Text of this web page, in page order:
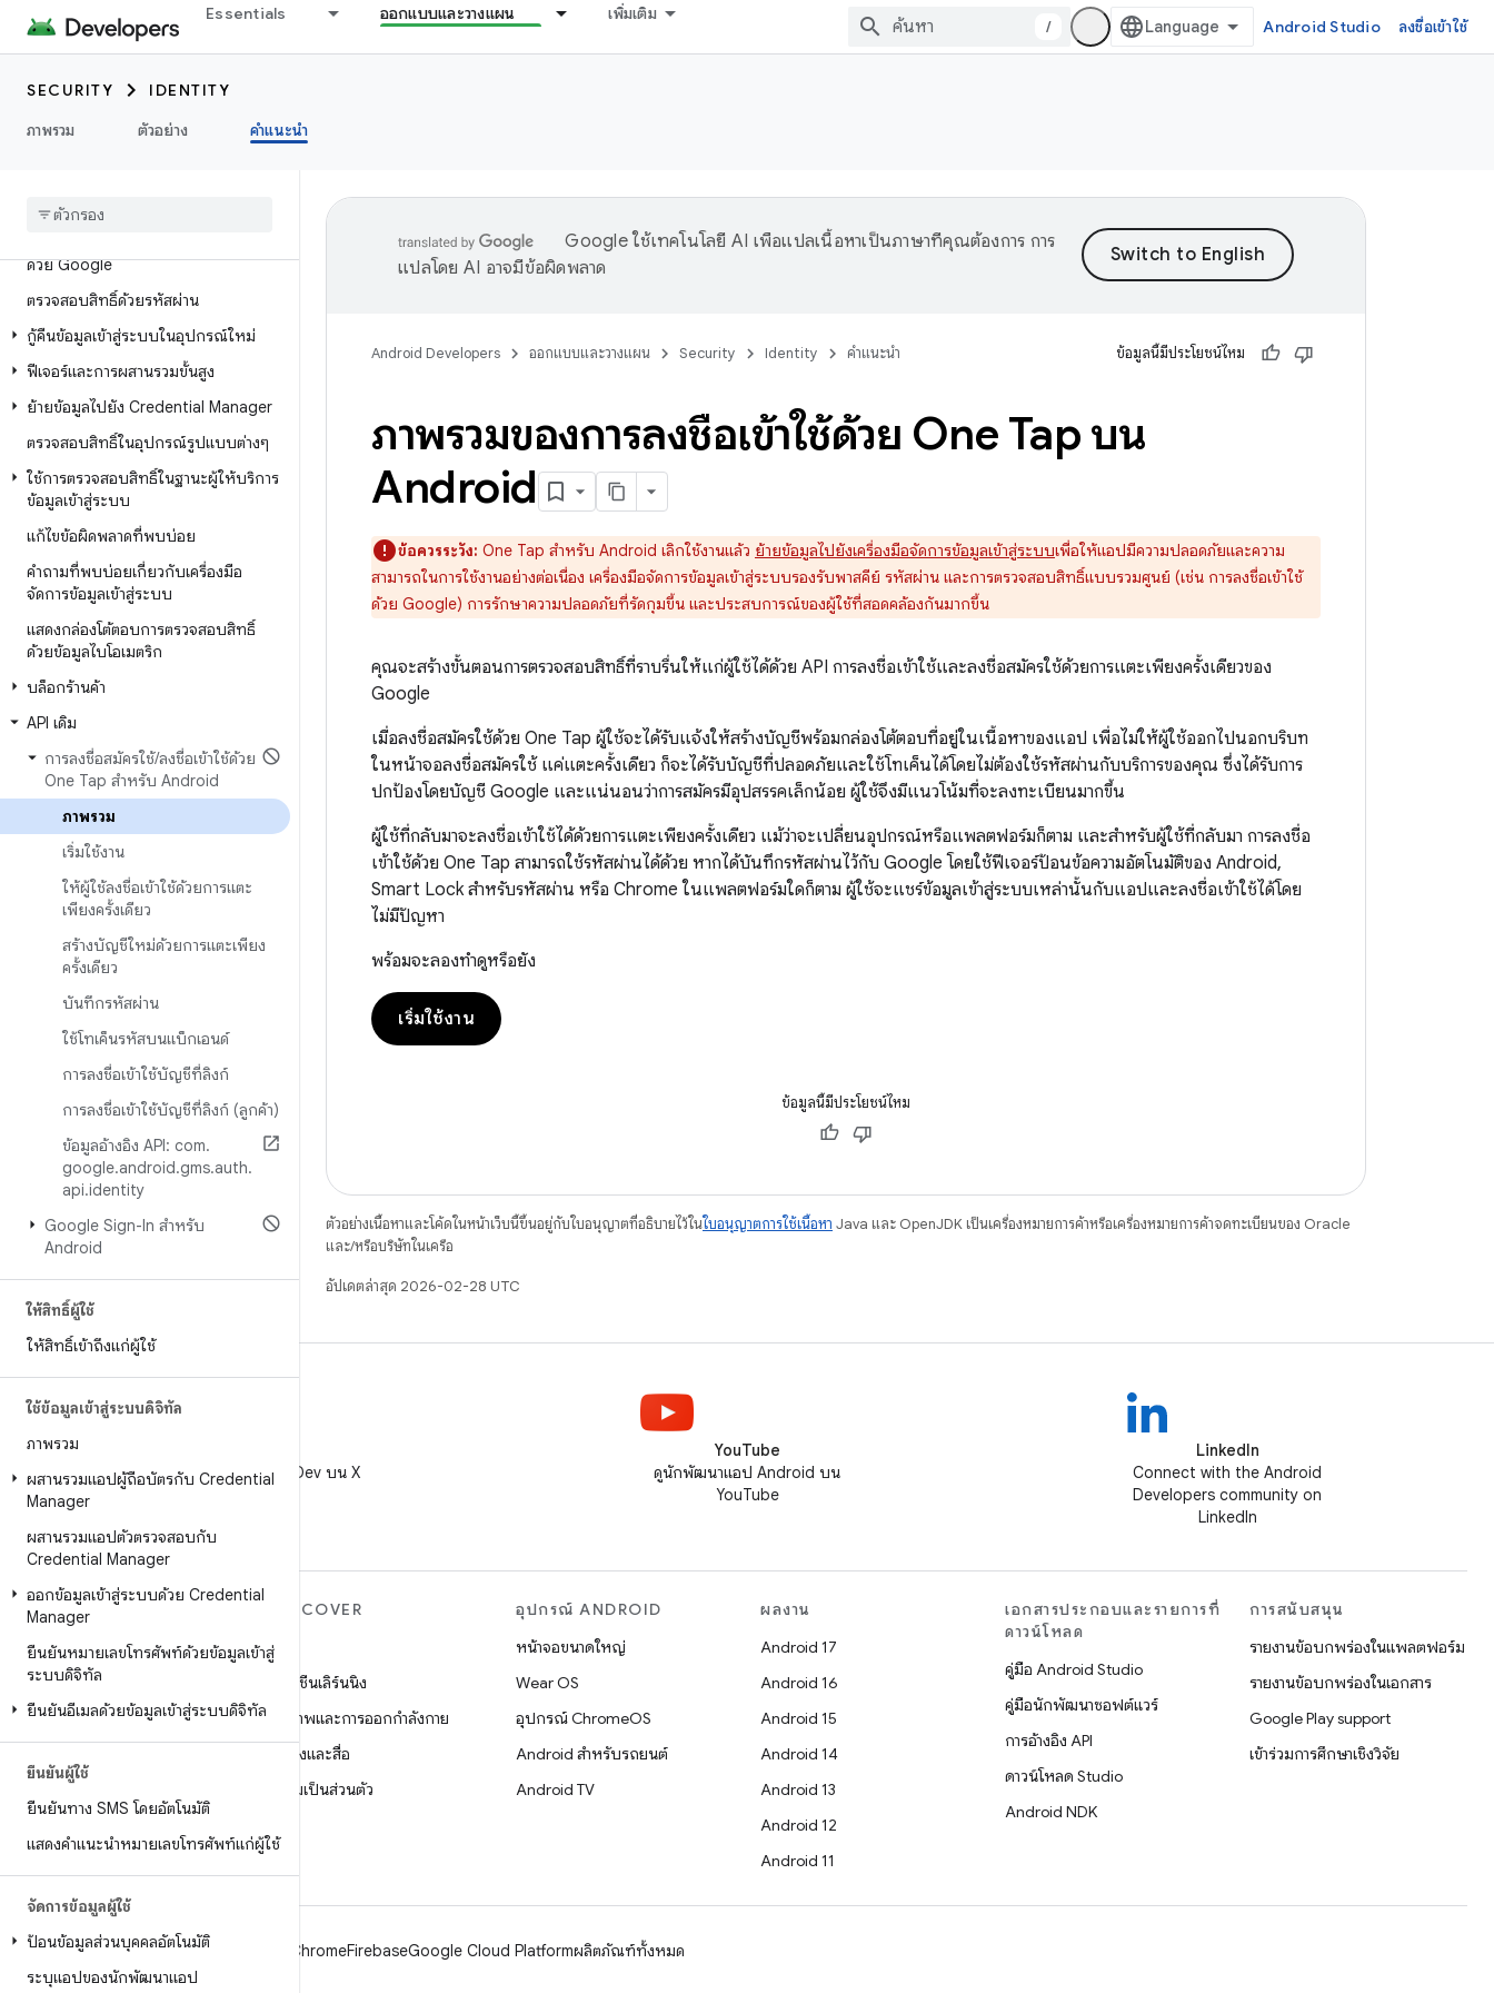
Essentials ออกแบบและวางแผน เพิ่มเติม
/ Android Studio ลงชื่อเข้าใช้
SECURITY
IDENTITY
ภาพรวม
ตัวอย่าง คำแนะนำ
ภาพรวมของเครื่องมือจัดการข้อมูลเข้าสู่
ระบบ
ตรวจสอบสิทธิ์ด้วยพาสคีย์
ด้วย Google
ตรวจสอบสิทธิ์ด้วยรหัสผ่าน
กู้คืนข้อมูลเข้าสู่ระบบในอุปกรณ์ใหม่
ฟีเจอร์และการผสานรวมขั้นสูง
ย้ายข้อมูลไปยัง Credential Manager
ตรวจสอบสิทธิ์ในอุปกรณ์รูปแบบต่างๆ
ใช้การตรวจสอบสิทธิ์ในฐานะผู้ให้บริการ
ข้อมูลเข้าสู่ระบบ
แก้ไขข้อผิดพลาดที่พบบ่อย
คำถามที่พบบ่อยเกี่ยวกับเครื่องมือ
จัดการข้อมูลเข้าสู่ระบบ
แสดงกล่องโต้ตอบการตรวจสอบสิทธิ์
ด้วยข้อมูลไบโอเมตริก
บล็อกร้านค้า
API เดิม
การลงชื่อสมัครใช้/ลงชื่อเข้าใช้ด้วย
One Tap สำหรับ Android
ภาพรวม
เริ่มใช้งาน
ให้ผู้ใช้ลงชื่อเข้าใช้ด้วยการแตะ
เพียงครั้งเดียว
สร้างบัญชีใหม่ด้วยการแตะเพียง
ครั้งเดียว
บันทึกรหัสผ่าน
ใช้โทเค็นรหัสบนแบ็กเอนด์
การลงชื่อเข้าใช้บัญชีที่ลิงก์
การลงชื่อเข้าใช้บัญชีที่ลิงก์ (ลูกค้า)
ข้อมูลอ้างอิง API: com.
google.android.gms.auth.
api.identity
Google Sign-In สำหรับ
Android
ให้สิทธิ์ผู้ใช้
ให้สิทธิ์เข้าถึงแก่ผู้ใช้
ใช้ข้อมูลเข้าสู่ระบบดิจิทัล
ภาพรวม
ผสานรวมแอปผู้ถือบัตรกับ Credential
Manager
ผสานรวมแอปตัวตรวจสอบกับ
Credential Manager
ออกข้อมูลเข้าสู่ระบบด้วย Credential
Manager
ยืนยันหมายเลขโทรศัพท์ด้วยข้อมูลเข้าสู่
ระบบดิจิทัล
ยืนยันอีเมลด้วยข้อมูลเข้าสู่ระบบดิจิทัล
ยืนยันผู้ใช้
ยืนยันทาง SMS โดยอัตโนมัติ
แสดงคำแนะนำหมายเลขโทรศัพท์แก่ผู้ใช้
จัดการข้อมูลผู้ใช้
ป้อนข้อมูลส่วนบุคคลอัตโนมัติ
ระบุแอปของนักพัฒนาแอป
Google ใช้เทคโนโลยี AI เพื่อแปลเนื้อหาเป็นภาษาที่คุณต้องการ การ
แปลโดย AI อาจมีข้อผิดพลาด
Android Developers ออกแบบและวางแผน Security Identity คำแนะนำ ข้อมูลนี้มีประโยชน์ไหม
ภาพรวมของการลงชื่อเข้าใช้ด้วย One Tap บน
Android
ข้อควรระวัง: One Tap สำหรับ Android เลิกใช้งานแล้ว ย้ายข้อมูลไปยังเครื่องมือจัดการข้อมูลเข้าสู่ระบบเพื่อให้แอปมีความปลอดภัยและความ
สามารถในการใช้งานอย่างต่อเนื่อง เครื่องมือจัดการข้อมูลเข้าสู่ระบบรองรับพาสคีย์ รหัสผ่าน และการตรวจสอบสิทธิ์แบบรวมศูนย์ (เช่น การลงชื่อเข้าใช้
ด้วย Google) การรักษาความปลอดภัยที่รัดกุมขึ้น และประสบการณ์ของผู้ใช้ที่สอดคล้องกันมากขึ้น
คุณจะสร้างขั้นตอนการตรวจสอบสิทธิ์ที่ราบรื่นให้แก่ผู้ใช้ได้ด้วย API การลงชื่อเข้าใช้และลงชื่อสมัครใช้ด้วยการแตะเพียงครั้งเดียวของ
Google
เมื่อลงชื่อสมัครใช้ด้วย One Tap ผู้ใช้จะได้รับแจ้งให้สร้างบัญชีพร้อมกล่องโต้ตอบที่อยู่ในเนื้อหาของแอป เพื่อไม่ให้ผู้ใช้ออกไปนอกบริบท
ในหน้าจอลงชื่อสมัครใช้ แค่แตะครั้งเดียว ก็จะได้รับบัญชีที่ปลอดภัยและใช้โทเค็นได้โดยไม่ต้องใช้รหัสผ่านกับบริการของคุณ ซึ่งได้รับการ
ปกป้องโดยบัญชี Google และแน่นอนว่าการสมัครมีอุปสรรคเล็กน้อย ผู้ใช้จึงมีแนวโน้มที่จะลงทะเบียนมากขึ้น
ผู้ใช้ที่กลับมาจะลงชื่อเข้าใช้ได้ด้วยการแตะเพียงครั้งเดียว แม้ว่าจะเปลี่ยนอุปกรณ์หรือแพลตฟอร์มก็ตาม และสำหรับผู้ใช้ที่กลับมา การลงชื่อ
เข้าใช้ด้วย One Tap สามารถใช้รหัสผ่านได้ด้วย หากได้บันทึกรหัสผ่านไว้กับ Google โดยใช้ฟีเจอร์ป้อนข้อความอัตโนมัติของ Android,
Smart Lock สำหรับรหัสผ่าน หรือ Chrome ในแพลตฟอร์มใดก็ตาม ผู้ใช้จะแชร์ข้อมูลเข้าสู่ระบบเหล่านั้นกับแอปและลงชื่อเข้าใช้ได้โดย
ไม่มีปัญหา
พร้อมจะลองทำดูหรือยัง
เริ่มใช้งาน
ข้อมูลนี้มีประโยชน์ไหม
ตัวอย่างเนื้อหาและโค้ดในหน้าเว็บนี้ขึ้นอยู่กับใบอนุญาตที่อธิบายไว้ในใบอนุญาตการใช้เนื้อหา Java และ OpenJDK เป็นเครื่องหมายการค้าหรือเครื่องหมายการค้าจดทะเบียนของ Oracle
และ/หรือบริษัทในเครือ
อัปเดตล่าสุด 2026-02-28 UTC
ติดตาม @AndroidDev บน X
YouTube
ดูนักพัฒนาแอป Android บน
YouTube
LinkedIn
Connect with the Android
Developers community on
LinkedIn
ANDROID เพิ่มเติม
Android
Android สำหรับองค์กร
ความปลอดภัย
DISCOVER
เกม
แมชชีนเลิร์นนิง
สุขภาพและการออกกำลังกาย
กล้องและสื่อ
ความเป็นส่วนตัว
อุปกรณ์ ANDROID
หน้าจอขนาดใหญ่
Wear OS
อุปกรณ์ ChromeOS
Android สำหรับรถยนต์
Android TV
ผลงาน
Android 17
Android 16
Android 15
Android 14
Android 13
Android 12
Android 11
เอกสารประกอบและรายการที่
ดาวน์โหลด
คู่มือ Android Studio
คู่มือนักพัฒนาซอฟต์แวร์
การอ้างอิง API
ดาวน์โหลด Studio
Android NDK
การสนับสนุน
รายงานข้อบกพร่องในแพลตฟอร์ม
รายงานข้อบกพร่องในเอกสาร
Google Play support
เข้าร่วมการศึกษาเชิงวิจัย
ChromeFirebaseGoogle Cloud Platformผลิตภัณฑ์ทั้งหมด